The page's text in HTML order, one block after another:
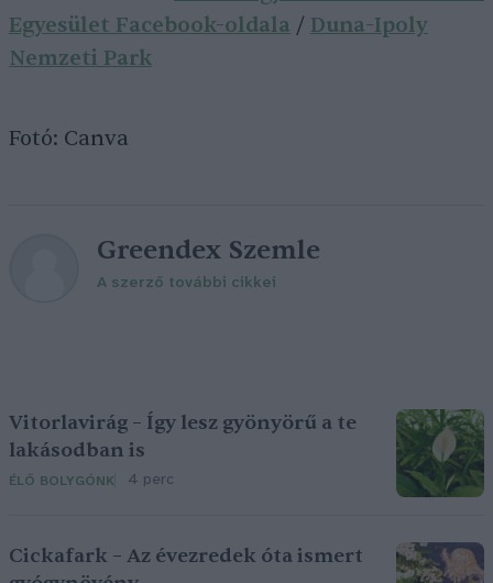
Egyesület Facebook-oldala / Duna-Ipoly
Nemzeti Park
Fotó: Canva
Greendex Szemle
A szerző további cikkei
Vitorlavirág – Így lesz gyönyörű a te
lakásodban is
ÉLŐ BOLYGÓNK 4 perc
Cickafark – Az évezredek óta ismert